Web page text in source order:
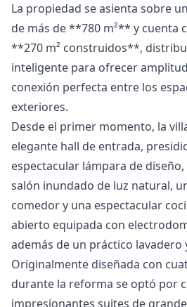
La propiedad se asienta sobre
de más de **780 m²** y cuenta
**270 m² construidos**,
inteligente para ofrecer
conexión perfecta entre los
exteriores.
Desde el primer momento, la
elegante hall de entrada,
espectacular lámpara de
salón inundado de luz natural,
comedor y una espectacular
abierto equipada con
además de un práctico lavadero
Originalmente diseñada con
durante la reforma se optó por
impresionantes suites de